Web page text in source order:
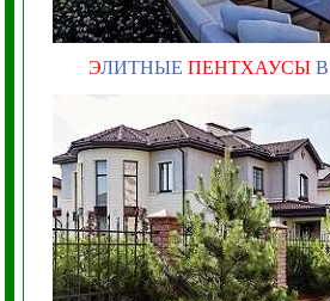
ЭЛИТНЫЕ ПЕНТХАУСЫ